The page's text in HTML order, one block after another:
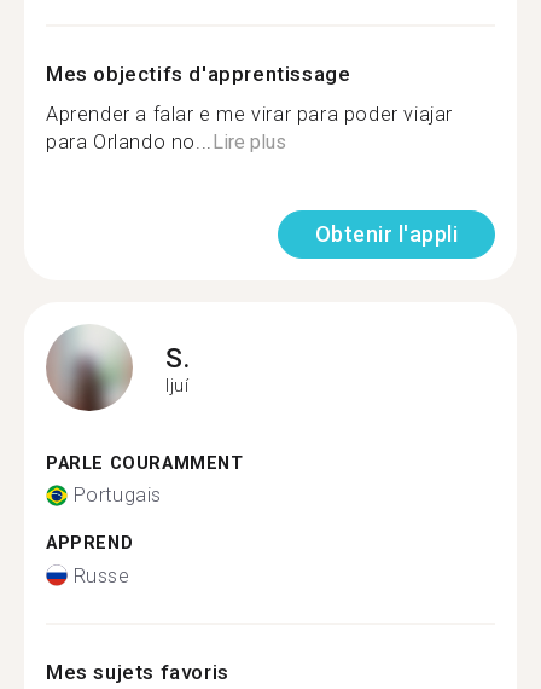
Mes objectifs d'apprentissage
Aprender a falar e me virar para poder viajar
para Orlando no... Lire plus
Obtenir l'appli
S.
Ijuí
PARLE COURAMMENT
Portugais
APPREND
Russe
Mes sujets favoris